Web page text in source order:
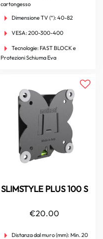
cartongesso
Dimensione TV (“): 40-82
VESA: 200-300-400
Tecnologie: FAST BLOCK e
Protezioni Schiuma Eva
SLIMSTYLE PLUS 100 S
€20.00
Distanza dal muro (mm): Min. 20